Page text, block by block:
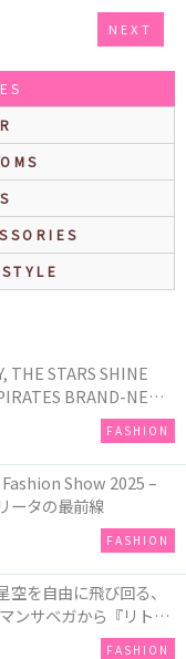
NEXT
THE STARS SHINE
BRAND-NEW
FASHION
Fashion Show 2025 –
ータの最前線
FASHION
を自由に飛び回る、
ンサベガから『リトル
バーサリーイヤー』を
FASHION